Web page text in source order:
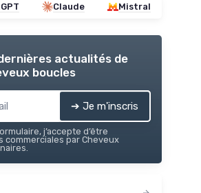
Claude Mistral
actualités de
boucles
➔ Je m'inscris
j’accepte d’être
commerciales par Cheveux